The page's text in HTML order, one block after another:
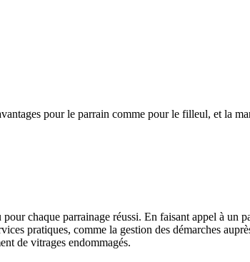
pour le parrain comme pour le filleul, et la
chaque parrainage réussi. En faisant appel à un
pratiques, comme la gestion des démarches
de vitrages endommagés.